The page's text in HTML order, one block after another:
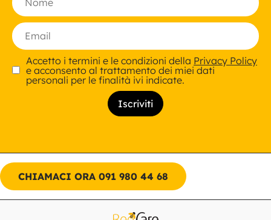
Accetto i termini e le condizioni della Privacy Policy
e acconsento al trattamento dei miei dati
personali per le finalità ivi indicate.
CHIAMACI ORA 091 980 44 68